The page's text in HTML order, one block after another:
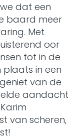
dat een
baard meer
Met
oor
tot in de
plaats in een
van de
aandacht
van scheren,